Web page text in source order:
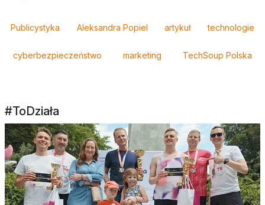
Publicystyka Aleksandra Popiel artykuł technologie
cyberbezpieczeństwo marketing TechSoup Polska
#ToDziała